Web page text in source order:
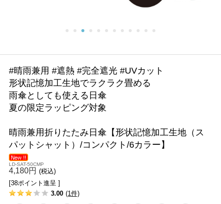
#晴雨兼用 #遮熱 #完全遮光 #UVカット
形状記憶加工生地でラクラク畳める
雨傘としても使える日傘
夏の限定ラッピング対象
晴雨兼用折りたたみ日傘【形状記憶加工生地（ス
パットシャット）/コンパクト/6カラー】
LD-SAT-50CMP
4,180円 (税込)
[38ポイント進呈 ]
3.00 (1件)